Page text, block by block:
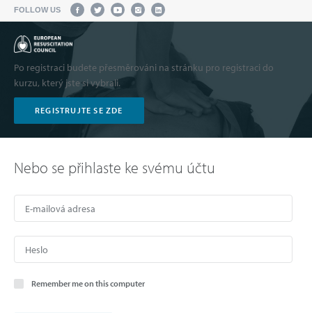
FOLLOW US
Po registraci budete přesměrováni na stránku pro registraci do
kurzu, který jste si vybrali.
REGISTRUJTE SE ZDE
Nebo se přihlaste ke svému účtu
Remember me on this computer